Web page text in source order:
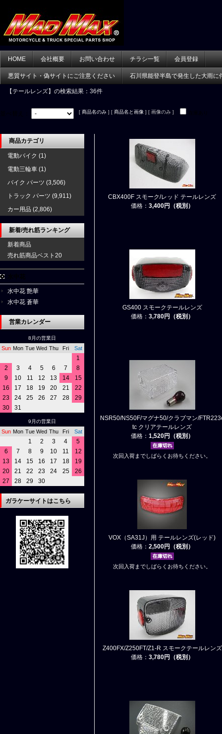
HOME 会社概要 お問い合わせ チラシ一覧 会員登録
悪質サイト・偽サイトにご注意ください 石川県能登半島で発生した大雨に
【テールレンズ】 の検索結果：36件
[ 商品名のみ ] [ 商品名と画像 ] [ 画像のみ ]
CBX400F スモーク/レッド テールレンズ
価格： 3,400円（税別）
GS400 スモークテールレンズ
価格： 3,780円（税別）
NSR50/NS50F/マグナ50/クラブマン/
tc クリアテールレンズ
価格： 1,520円（税別）
次回入荷までしばらくお待ちください。
VOX（SA31J）用 テールレンズ(レッド)
価格： 2,500円（税別）
次回入荷までしばらくお待ちください。
Z400FX/Z250FT/Z1-R スモークテールレンズ
価格： 3,780円（税別）
商品カテゴリ
電動バイク (1)
電動三輪車 (1)
バイク パーツ (3,506)
トラック パーツ (9,911)
カー用品 (2,806)
新着/売れ筋ランキング
新着商品
売れ筋商品ベスト20
水中花 艶華
水中花 蒼華
営業カレンダー
8月の営業日
Sun Mon Tue Wed Thu Fri Sat
1
2
3 4 5 6 7
8
9
10 11 12 13 14
15
16
17 18 19 20 21
22
23
24 25 26 27 28
29
30
31
9月の営業日
Sun Mon Tue Wed Thu Fri Sat
1 2 3 4
5
6
7 8 9 10 11
12
13
14 15 16 17 18
19
20
21 22 23 24 25
26
27
28 29 30
ガラケーサイトはこちら